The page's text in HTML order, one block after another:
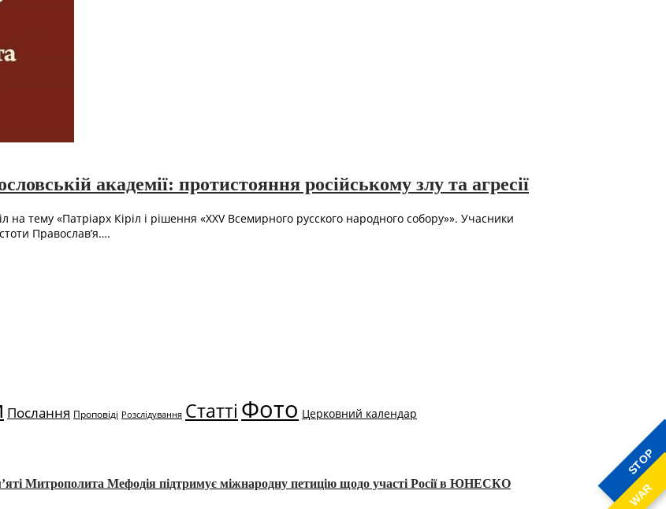
STOP
WAR
академії: протистояння російському злу та агресії
на тему «Патріарх Кіріл і рішення «XXV Всемирного русского народного собору»». Учасники
Православ’я….
Послання Проповіді Розслідування Статті Фото Церковний календар
Митрополита Мефодія підтримує міжнародну петицію щодо участі Росії в ЮНЕСКО